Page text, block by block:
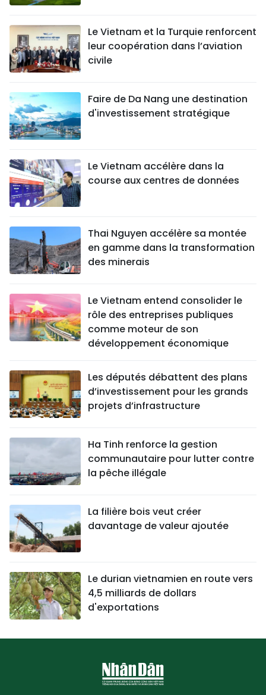
Le Vietnam et la Turquie renforcent
leur coopération dans l’aviation
civile
Faire de Da Nang une destination
d'investissement stratégique
Le Vietnam accélère dans la
course aux centres de données
Thai Nguyen accélère sa montée
en gamme dans la transformation
des minerais
Le Vietnam entend consolider le
rôle des entreprises publiques
comme moteur de son
développement économique
Les députés débattent des plans
d’investissement pour les grands
projets d’infrastructure
Ha Tinh renforce la gestion
communautaire pour lutter contre
la pêche illégale
La filière bois veut créer
davantage de valeur ajoutée
Le durian vietnamien en route vers
4,5 milliards de dollars
d'exportations